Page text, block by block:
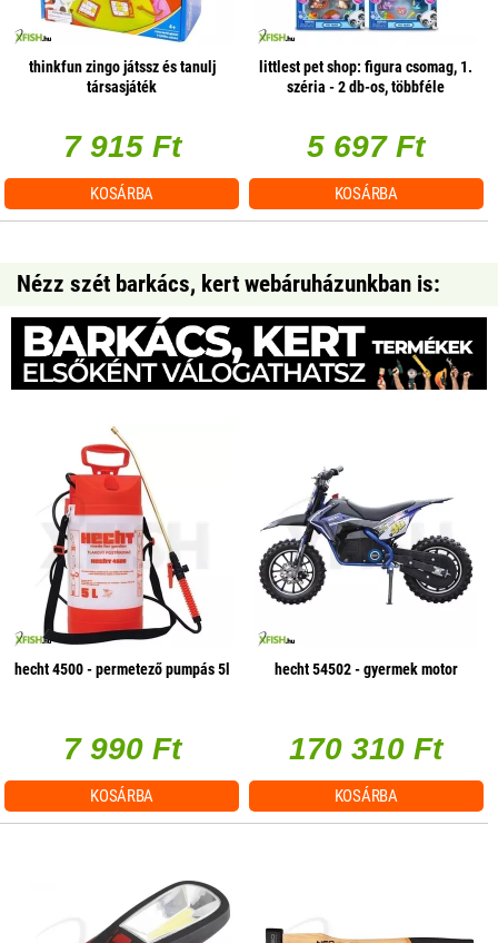
thinkfun zingo játssz és tanulj
társasjáték
7 915 Ft
KOSÁRBA
littlest pet shop: figura csomag, 1.
széria - 2 db-os, többféle
5 697 Ft
KOSÁRBA
Nézz szét barkács, kert webáruházunkban is:
hecht 4500 - permetező pumpás 5l
7 990 Ft
KOSÁRBA
hecht 54502 - gyermek motor
170 310 Ft
KOSÁRBA